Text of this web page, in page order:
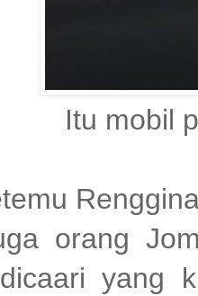
Itu mobil
orang
yang